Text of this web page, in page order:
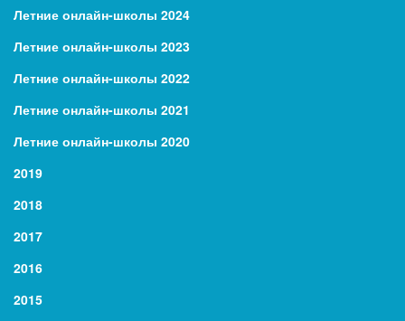
Летние онлайн-школы 2024
Летние онлайн-школы 2023
Летние онлайн-школы 2022
Летние онлайн-школы 2021
Летние онлайн-школы 2020
2019
2018
2017
2016
2015